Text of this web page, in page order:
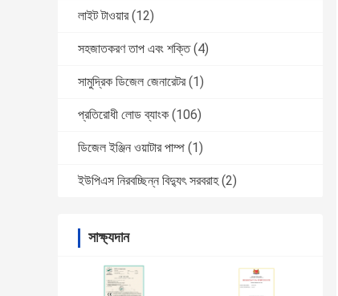
লাইট টাওয়ার (12)
সহজাতকরণ তাপ এবং শক্তি (4)
সামুদ্রিক ডিজেল জেনারেটর (1)
প্রতিরোধী লোড ব্যাংক (106)
ডিজেল ইঞ্জিন ওয়াটার পাম্প (1)
ইউপিএস নিরবচ্ছিন্ন বিদ্যুৎ সরবরাহ (2)
সাক্ষ্যদান